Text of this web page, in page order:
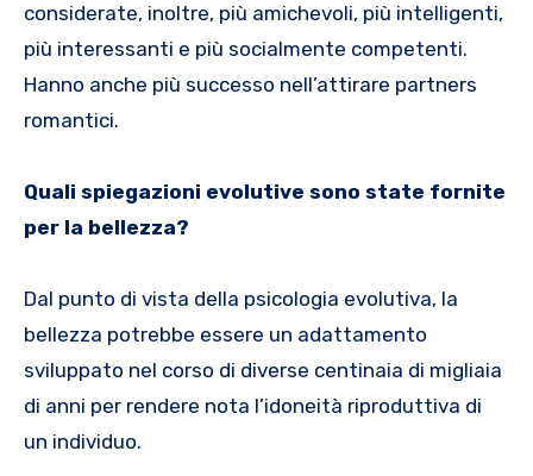
considerate, inoltre, più amichevoli, più intelligenti,
più interessanti e più socialmente competenti.
Hanno anche più successo nell’attirare partners
romantici.
Quali spiegazioni evolutive sono state fornite
per la bellezza?
Dal punto di vista della psicologia evolutiva, la
bellezza potrebbe essere un adattamento
sviluppato nel corso di diverse centinaia di migliaia
di anni per rendere nota l’idoneità riproduttiva di
un individuo.